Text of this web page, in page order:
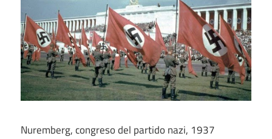
Nuremberg, congreso del partido nazi, 1937